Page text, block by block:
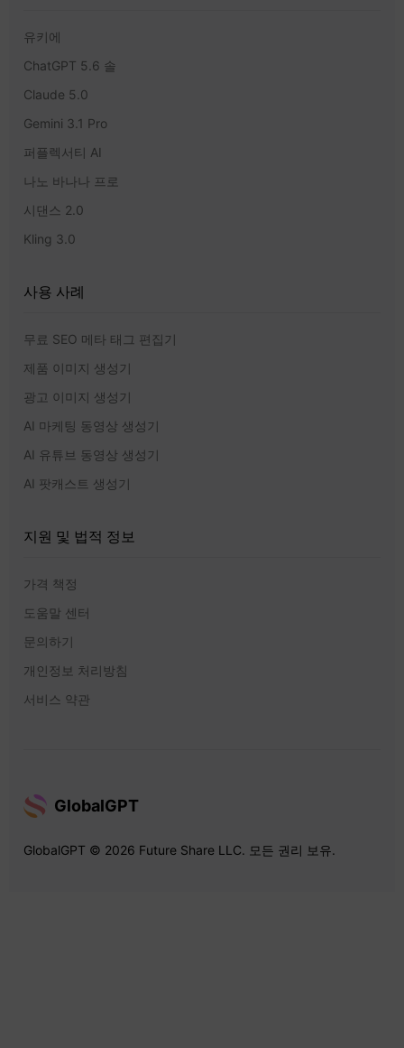
유키에
ChatGPT 5.6 솔
Claude 5.0
Gemini 3.1 Pro
퍼플렉서티 AI
나노 바나나 프로
시댄스 2.0
Kling 3.0
사용 사례
무료 SEO 메타 태그 편집기
제품 이미지 생성기
광고 이미지 생성기
AI 마케팅 동영상 생성기
AI 유튜브 동영상 생성기
AI 팟캐스트 생성기
지원 및 법적 정보
가격 책정
도움말 센터
문의하기
개인정보 처리방침
서비스 약관
GlobalGPT
GlobalGPT © 2026 Future Share LLC. 모든 권리 보유.